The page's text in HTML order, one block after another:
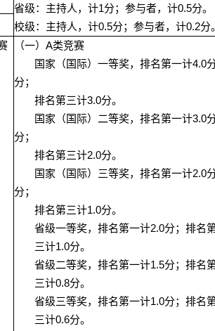
省级：主持人，计1分；参与者，计0.5分。
校级：主持人，计0.5分；参与者，计0.2分。
（一） A类竞赛
国家（国际）一等奖，排名第一计4.0
分；
排名第三计3.0分。
国家（国际）二等奖，排名第一计3.0
分；
排名第三计2.0分。
国家（国际）三等奖，排名第一计2.0
分；
排名第三计1.0分。
省级一等奖，排名第一计2.0分；排名
三计1.0分。
省级二等奖，排名第一计1.5分；排名
三计0.8分。
省级三等奖，排名第一计1.0分；排名
三计0.6分。